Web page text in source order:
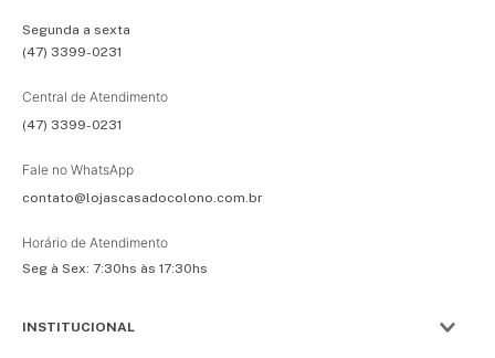
Segunda a sexta
(47) 3399-0231
Central de Atendimento
(47) 3399-0231
Fale no WhatsApp
contato@lojascasadocolono.com.br
Horário de Atendimento
Seg à Sex: 7:30hs às 17:30hs
INSTITUCIONAL